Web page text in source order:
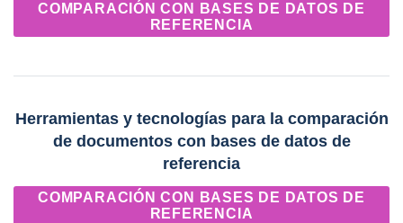
COMPARACIÓN CON BASES DE DATOS DE
REFERENCIA
Herramientas y tecnologías para la comparación
de documentos con bases de datos de
referencia
COMPARACIÓN CON BASES DE DATOS DE
REFERENCIA